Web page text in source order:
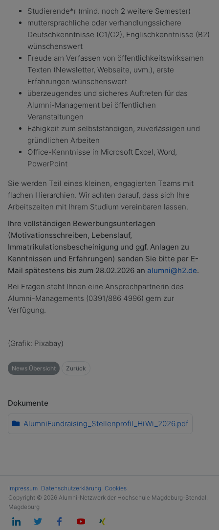
Studierende*r (mind. noch 2 weitere Semester)
muttersprachliche oder verhandlungssichere
Deutschkenntnisse (C1/C2), Englischkenntnisse (B2)
wünschenswert
Freude am Verfassen von öffentlichkeitswirksamen
Texten (Newsletter, Webseite, uvm.), erste
Erfahrungen wünschenswert
überzeugendes und sicheres Auftreten für das
Alumni-Management bei öffentlichen
Veranstaltungen
Fähigkeit zum selbstständigen, zuverlässigen und
gründlichen Arbeiten
Office-Kenntnisse in Microsoft Excel, Word,
PowerPoint
Sie werden Teil eines kleinen, engagierten Teams mit
flachen Hierarchien. Wir achten darauf, dass sich Ihre
Arbeitszeiten mit Ihrem Studium vereinbaren lassen.
Ihre vollständigen Bewerbungsunterlagen
(Motivationsschreiben, Lebenslauf,
Immatrikulationsbescheinigung und ggf. Anlagen zu
Kenntnissen und Erfahrungen) senden Sie bitte per E-
Mail spätestens bis zum 28.02.2026 an alumni@h2.de.
Bei Fragen steht Ihnen eine Ansprechpartnerin des
Alumni-Managements (0391/886 4996) gern zur
Verfügung.
(Grafik: Pixabay)
News Übersicht Zurück
Dokumente
AlumniFundraising_Stellenprofil_HiWi_2026.pdf
Impressum Datenschutzerklärung Cookies
Copyright © 2026 Alumni-Netzwerk der Hochschule Magdeburg-Stendal,
Magdeburg